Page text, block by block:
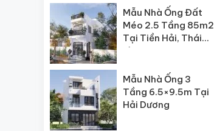
Mẫu Nhà Ống Đất
Méo 2.5 Tầng 85m2
Tại Tiền Hải, Thái
Bình
Mẫu Nhà Ống 3
Tầng 6.5×9.5m Tại
Hải Dương